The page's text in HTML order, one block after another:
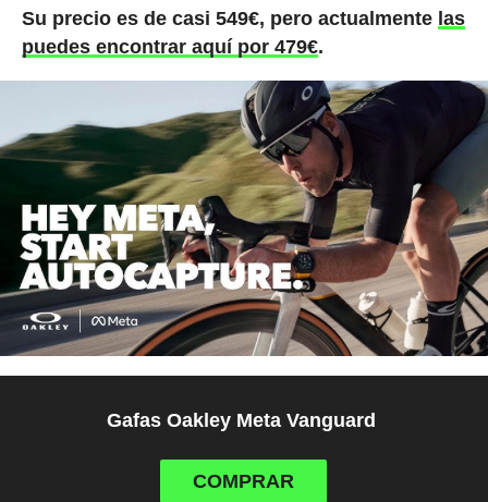
Su precio es de casi 549€, pero actualmente las
puedes encontrar aquí por 479€.
Gafas Oakley Meta Vanguard
COMPRAR